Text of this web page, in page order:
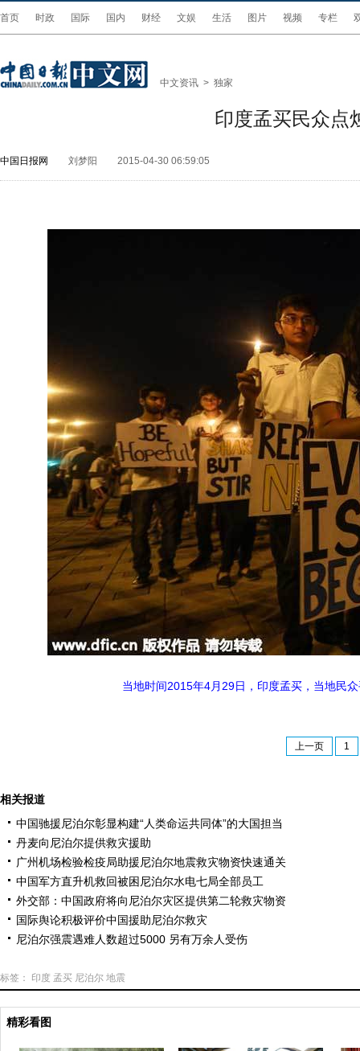
首页 时政 国际 国内 财经 文娱 生活 图片 视频 专栏
中文资讯 > 独家
印度孟买民众点
中国日报网 刘梦阳 2015-04-30 06:59:05
当地时间2015年4月29日，印度孟买，当地民
上一页 1
相关报道
中国驰援尼泊尔彰显构建“人类命运共同体”的大国担当
丹麦向尼泊尔提供救灾援助
广州机场检验检疫局助援尼泊尔地震救灾物资快速通关
中国军方直升机救回被困尼泊尔水电七局全部员工
外交部：中国政府将向尼泊尔灾区提供第二轮救灾物资
国际舆论积极评价中国援助尼泊尔救灾
尼泊尔强震遇难人数超过5000 另有万余人受伤
标签： 印度 孟买 尼泊尔 地震
精彩看图